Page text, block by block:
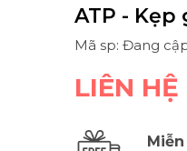
ATP - Kẹp
Mã sp: Đang
LIÊN HỆ